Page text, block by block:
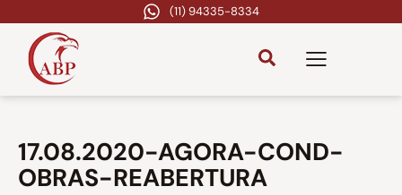
(11) 94335-8334
17.08.2020-AGORA-COND-
OBRAS-REABERTURA